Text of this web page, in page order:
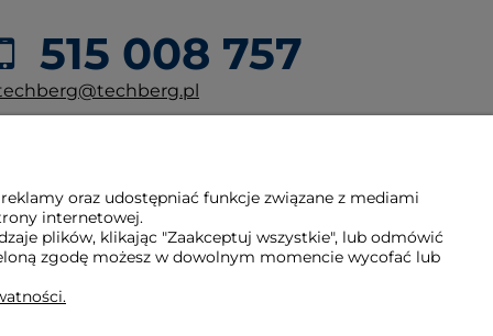
515 008 757
oraz udostępniać funkcje związane z mediami
internetowej.
plików, klikając "Zaakceptuj wszystkie", lub odmówić
zgodę możesz w dowolnym momencie wycofać lub